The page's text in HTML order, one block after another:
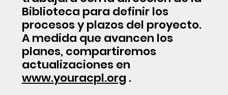
Biblioteca para definir los
procesos y plazos del proyecto.
A medida que avancen los
planes, compartiremos
actualizaciones en
www.youracpl.org .